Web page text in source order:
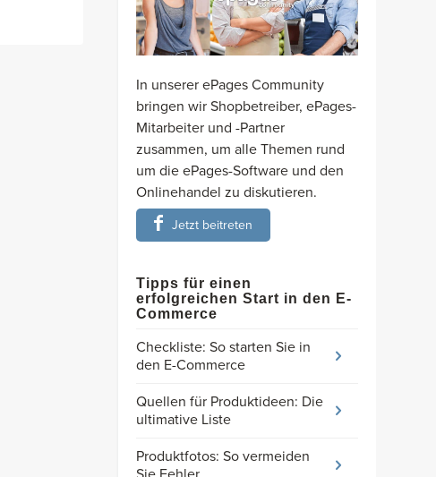
In unserer ePages Community
bringen wir Shopbetreiber, ePages-
Mitarbeiter und -Partner
zusammen, um alle Themen rund
um die ePages-Software und den
Onlinehandel zu diskutieren.
Jetzt beitreten
Tipps für einen
erfolgreichen Start in den E-
Commerce
Checkliste: So starten Sie in
den E-Commerce
Quellen für Produktideen: Die
ultimative Liste
Produktfotos: So vermeiden